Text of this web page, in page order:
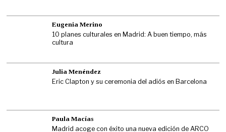
Eugenia Merino
10 planes culturales en Madrid: A buen tiempo, más
cultura
Julia Menéndez
Eric Clapton y su ceremonia del adiós en Barcelona
Paula Macías
Madrid acoge con éxito una nueva edición de ARCO